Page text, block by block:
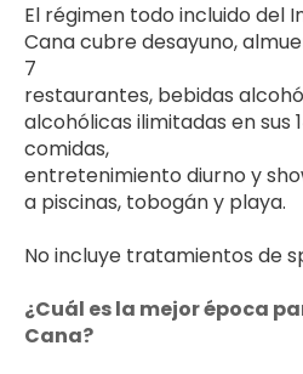
El régimen todo incluido del
Cana cubre desayuno,
7
restaurantes, bebidas
alcohólicas ilimitadas en sus
comidas,
entretenimiento diurno y
a piscinas, tobogán y playa.
No incluye tratamientos de
¿Cuál es la mejor época
Cana?